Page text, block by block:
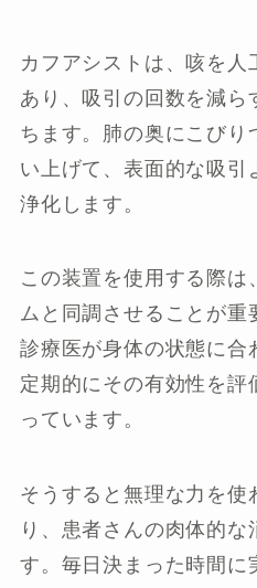
カフアシストは、咳を人
あり、吸引の回数を減ら
ちます。肺の奥にこびり
い上げて、表面的な吸引
浄化します。
この装置を使用する際は
ムと同調させることが重
診療医が身体の状態に合
定期的にその有効性を評
っています。
そうすると無理な力を使
り、患者さんの肉体的な
す。毎日決まった時間に